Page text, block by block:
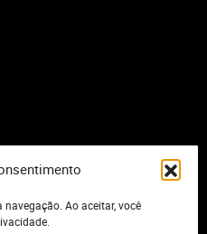
Ao aceitar, você
os direitos reservados.